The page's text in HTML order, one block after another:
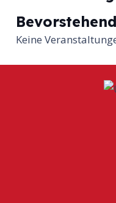
Keine